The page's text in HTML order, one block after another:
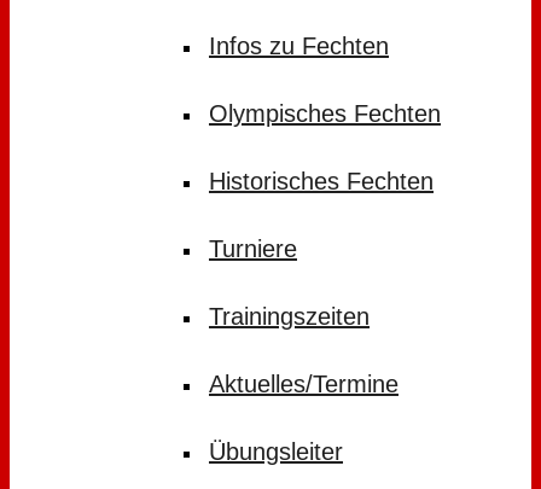
Infos zu Fechten
Olympisches Fechten
Historisches Fechten
Turniere
Trainingszeiten
Aktuelles/Termine
Übungsleiter